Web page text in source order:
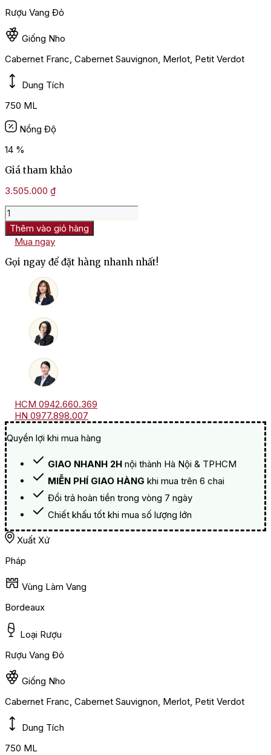
Rượu Vang Đỏ
Giống Nho
Cabernet Franc, Cabernet Sauvignon, Merlot, Petit Verdot
Dung Tích
750 ML
Nồng Độ
14 %
Giá tham khảo
3.505.000 ₫
Rượu
Vang
Pháp
Chateau
Lafon
Rochet
Estephe,
Thêm vào giỏ hàng
Mua ngay
Gọi ngay để đặt hàng nhanh nhất!
HCM 0942.660.369
HN 0977.898.007
Quyền lợi khi mua hàng
GIAO NHANH 2H nội thành Hà Nội & TPHCM
MIỄN PHÍ GIAO HÀNG khi mua trên 6 chai
Đổi trả hoàn tiền trong vòng 7 ngày
Chiết khấu tốt khi mua số lượng lớn
Xuất Xứ
Pháp
Vùng Làm Vang
Bordeaux
Loại Rượu
Rượu Vang Đỏ
Giống Nho
Cabernet Franc, Cabernet Sauvignon, Merlot, Petit Verdot
Dung Tích
750 ML